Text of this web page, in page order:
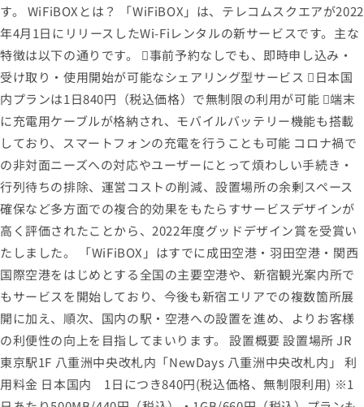
す。 WiFiBOXとは？ 「WiFiBOX」は、テレコムスクエアが2022
年4月1日にリリースしたWi-Fiレンタルの新サービスです。主な
特徴は以下の通りです。 事前予約なしでも、即時申し込み・
受け取り・使用開始が可能なシェアリング型サービス 日本国
内プランは1日840円（税込価格）で無制限の利用が可能 端末
に充電用ケーブルが格納され、モバイルバッテリー機能も搭載
しており、スマートフォンの充電を行うことも可能 コロナ禍で
の非対面ニーズへの対応やユーザーにとって煩わしい手続き・
行列待ちの排除、運営コストの削減、設置場所の余剰スペース
確保など多方面での複合的効果をもたらすサービスデザインが
高く評価されたことから、2022年度グッドデザイン賞を受賞い
たしました。 「WiFiBOX」はすでに成田空港・羽田空港・関西
国際空港をはじめとする全国の主要空港や、新宿観光案内所で
もサービスを開始しており、今後も新宿エリアでの複数箇所展
開に加え、順次、国内の駅・空港への設置を進め、よりお客様
の利便性の向上を目指してまいります。 設置概要 設置場所 JR
東京駅1F 八重洲中央改札内「NewDays 八重洲中央改札内」 利
用料金 日本国内 1日につき840円(税込価格、無制限利用) ※1